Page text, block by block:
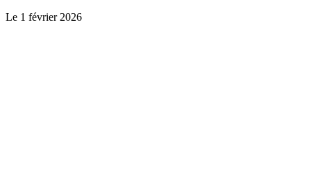
Le 1 février 2026